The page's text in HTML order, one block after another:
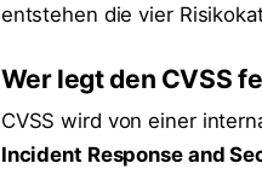
entstehen die vier
Wer legt den CVSS
CVSS wird von einer
Incident Response and